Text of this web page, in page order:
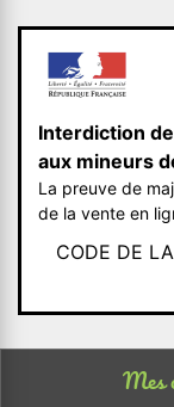
Interdiction
aux mineurs
La preuve de
de la vente en
CODE DE
Mes